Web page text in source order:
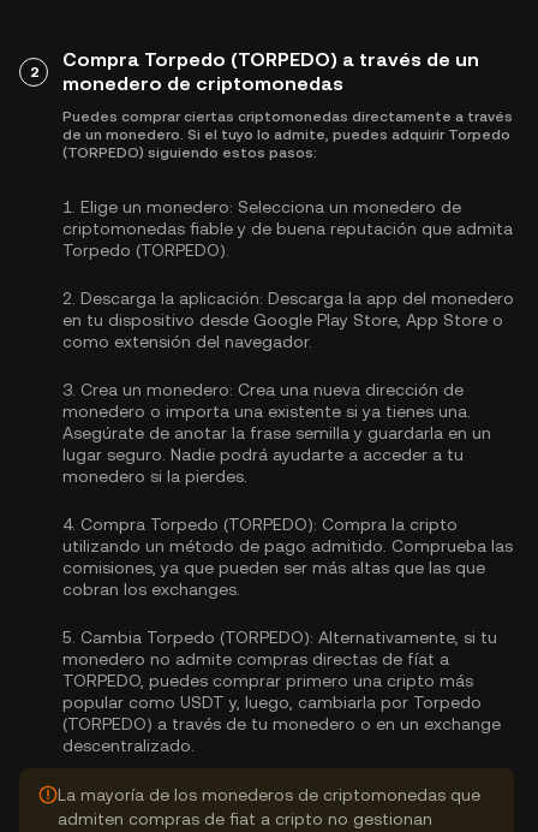
2
Compra Torpedo (TORPEDO) a través de un
monedero de criptomonedas
Puedes comprar ciertas criptomonedas directamente a través
de un monedero. Si el tuyo lo admite, puedes adquirir Torpedo
(TORPEDO) siguiendo estos pasos:
1. Elige un monedero: Selecciona un monedero de
criptomonedas fiable y de buena reputación que admita
Torpedo (TORPEDO).
2. Descarga la aplicación: Descarga la app del monedero
en tu dispositivo desde Google Play Store, App Store o
como extensión del navegador.
3. Crea un monedero: Crea una nueva dirección de
monedero o importa una existente si ya tienes una.
Asegúrate de anotar la frase semilla y guardarla en un
lugar seguro. Nadie podrá ayudarte a acceder a tu
monedero si la pierdes.
4. Compra Torpedo (TORPEDO): Compra la cripto
utilizando un método de pago admitido. Comprueba las
comisiones, ya que pueden ser más altas que las que
cobran los exchanges.
5. Cambia Torpedo (TORPEDO): Alternativamente, si tu
monedero no admite compras directas de fíat a
TORPEDO, puedes comprar primero una cripto más
popular como USDT y, luego, cambiarla por Torpedo
(TORPEDO) a través de tu monedero o en un exchange
descentralizado.
La mayoría de los monederos de criptomonedas que
admiten compras de fiat a cripto no gestionan